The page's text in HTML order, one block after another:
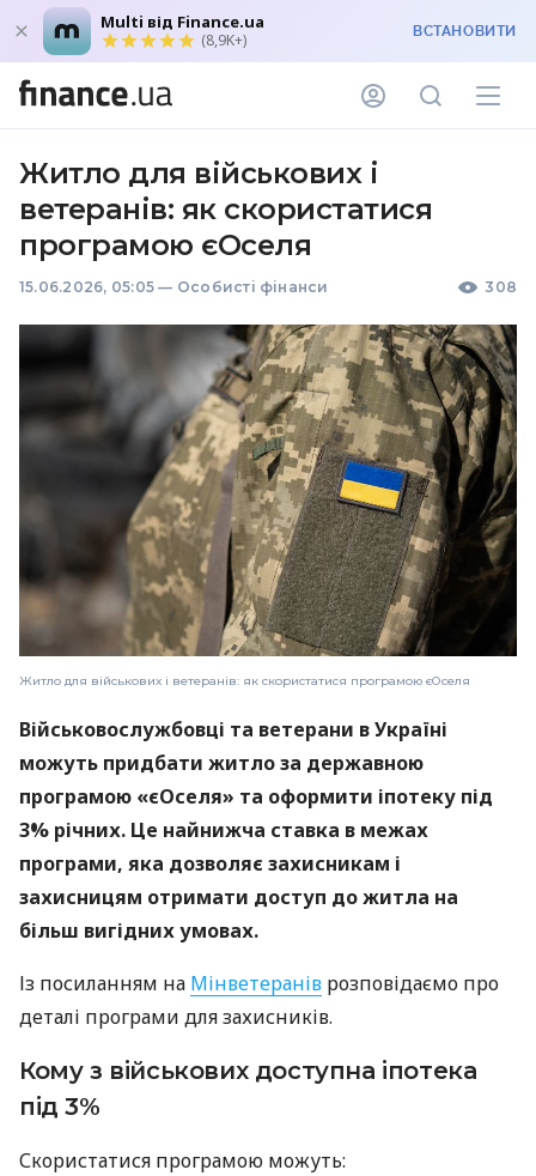
Multi від Finance.ua
(8,9K+) ВСТАНОВИТИ
Житло для військових і
ветеранів: як скористатися
програмою єОселя
15.06.2026, 05:05 — Особисті фінанси 308
Житло для військових і ветеранів: як скористатися програмою єОселя
Військовослужбовці та ветерани в Україні
можуть придбати житло за державною
програмою «єОселя» та оформити іпотеку під
3% річних. Це найнижча ставка в межах
програми, яка дозволяє захисникам і
захисницям отримати доступ до житла на
більш вигідних умовах.
Із посиланням на Мінветеранів розповідаємо про
деталі програми для захисників.
Кому з військових доступна іпотека
під 3%
Скористатися програмою можуть: